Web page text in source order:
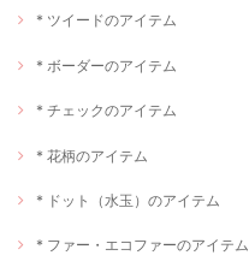
* ツイードのアイテム
* ボーダーのアイテム
* チェックのアイテム
* 花柄のアイテム
* ドット（水玉）のアイテム
* ファー・エコファーのアイテム